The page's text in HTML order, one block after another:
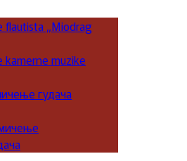
flautista „Miodrag
muzike
гудача